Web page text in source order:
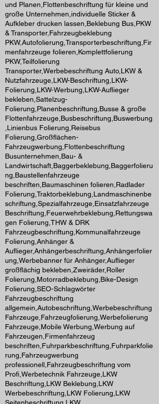
und Planen,Flottenbeschriftung für kleine und
große Unternehmen,individuelle Sticker &
Aufkleber drucken lassen,Beklebung Bus,PKW
& Transporter,Fahrzeugbeklebung
PKW,Autofolierung,Transporterbeschriftung,Fir
menfahrzeuge folieren,Komplettfolierung
PKW,Teilfolierung
Transporter,Werbebeschriftung Auto,LKW &
Nutzfahrzeuge,LKW-Beschriftung,LKW-
Folierung,LKW-Werbung,LKW-Auflieger
bekleben,Sattelzug-
Folierung,Planenbeschriftung,Busse & große
Flottenfahrzeuge,Busbeschriftung,Buswerbung
,Linienbus Folierung,Reisebus
Folierung,Großflächen-
Fahrzeugwerbung,Flottenbeschriftung
Busunternehmen,Bau- &
Landwirtschaft,Baggerbeklebung,Baggerfolieru
ng,Baustellenfahrzeuge
beschriften,Baumaschinen folieren,Radlader
Folierung,Traktorbeklebung,Landmaschinenbe
schriftung,Spezialfahrzeuge,Einsatzfahrzeuge
Beschriftung,Feuerwehrbeklebung,Rettungswa
gen Folierung,THW & DRK
Fahrzeugbeschriftung,Kommunalfahrzeuge
Folierung,Anhänger &
Auflieger,Anhängerbeschriftung,Anhängerfolier
ung,Werbebanner für Anhänger,Auflieger
großflächig bekleben,Zweiräder,Roller
Folierung,Motorradbeklebung,Bike-Design
Folierung,SEO-Schlagwörter
Fahrzeugbeschriftung
allgemein,Autobeschriftung,Werbebeschriftung
Fahrzeuge,Fahrzeugfolierung,Werbefolierung
Fahrzeuge,Mobile Werbung,Werbung auf
Fahrzeugen,Firmenfahrzeug
beschriften,Fuhrparkbeschriftung,Fuhrparkfolie
rung,Fahrzeugwerbung
professionell,Fahrzeugbeschriftung vom
Profi,Werbetechnik Fahrzeuge,LKW
Beschriftung,LKW Beklebung,LKW
Werbebeschriftung,LKW Folierung,LKW